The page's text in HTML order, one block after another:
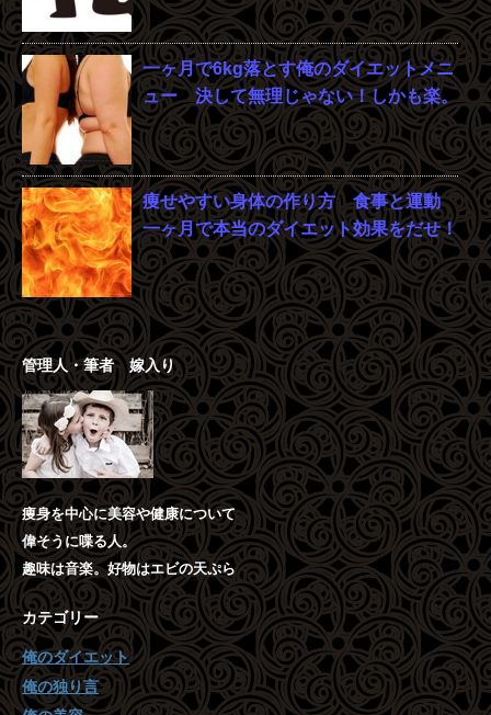
一ヶ月で6kg落とす俺のダイエットメニ
ュー 決して無理じゃない！しかも楽。
痩せやすい身体の作り方 食事と運動
一ヶ月で本当のダイエット効果をだせ！
管理人・筆者 嫁入り
痩身を中心に美容や健康について
偉そうに喋る人。
趣味は音楽。好物はエビの天ぷら
カテゴリー
俺のダイエット
俺の独り言